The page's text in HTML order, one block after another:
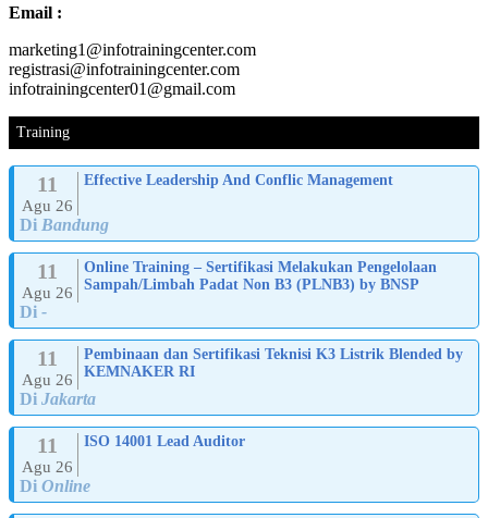
Email :
marketing1@infotrainingcenter.com
registrasi@infotrainingcenter.com
infotrainingcenter01@gmail.com
Training
11
Agu 26
Effective Leadership And Conflic Management
Di Bandung
11
Agu 26
Online Training – Sertifikasi Melakukan Pengelolaan
Sampah/Limbah Padat Non B3 (PLNB3) by BNSP
Di -
11
Agu 26
Pembinaan dan Sertifikasi Teknisi K3 Listrik Blended by
KEMNAKER RI
Di Jakarta
11
Agu 26
ISO 14001 Lead Auditor
Di Online